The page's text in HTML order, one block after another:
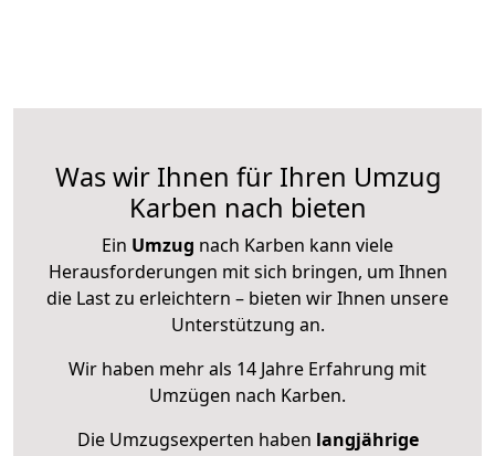
Was wir Ihnen für Ihren Umzug
Karben nach bieten
Ein Umzug nach Karben kann viele
Herausforderungen mit sich bringen, um Ihnen
die Last zu erleichtern – bieten wir Ihnen unsere
Unterstützung an.
Wir haben mehr als 14 Jahre Erfahrung mit
Umzügen nach Karben.
Die Umzugsexperten haben langjährige